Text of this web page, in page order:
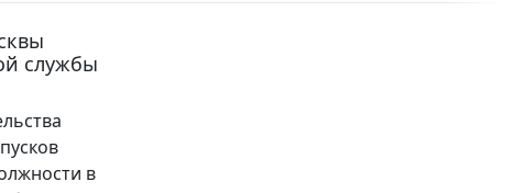
службы
в